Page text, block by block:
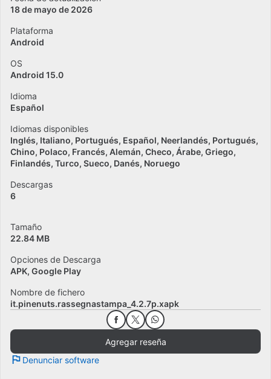
18 de mayo de 2026
Plataforma
Android
OS
Android 15.0
Idioma
Español
Idiomas disponibles
Inglés Italiano Portugués Español Neerlandés Portugués
Chino Polaco Francés Alemán Checo Árabe Griego
Finlandés Turco Sueco Danés Noruego
Descargas
6
Tamaño
22.84 MB
Opciones de Descarga
APK, Google Play
Nombre de fichero
it.pinenuts.rassegnastampa_4.2.7p.xapk
Agregar reseña
Denunciar software